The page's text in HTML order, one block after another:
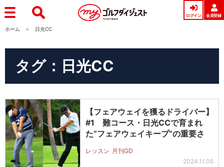
ログイン 会員登録
ホーム 日光CC
タグ：日光CC
【フェアウェイを獲るドライバー】
#1 難コース・日光CCで育まれ
た“フェアウェイキープ”の重要さ
レッスン 月刊GD
2024.11.06